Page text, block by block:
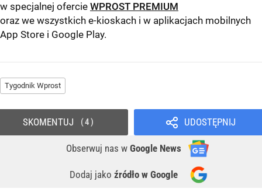
w specjalnej ofercie WPROST PREMIUM
oraz we wszystkich e-kioskach i w aplikacjach mobilnych
App Store i Google Play.
Tygodnik Wprost
UDOSTĘPNIJ
Obserwuj nas w Google News
Dodaj jako źródło w Google
SKOMENTUJ 4